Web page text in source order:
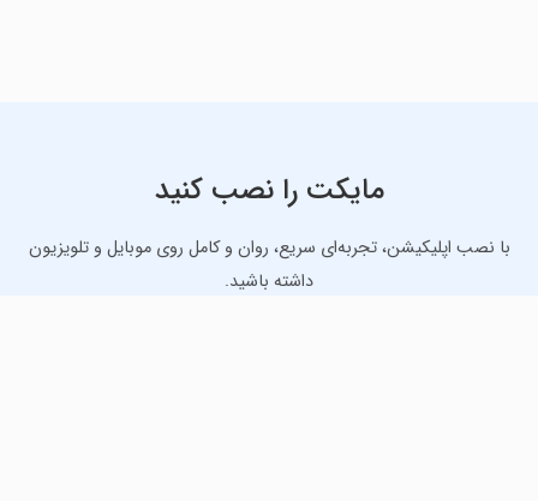
مایکت را نصب کنید
با نصب اپلیکیشن، تجربه‌ای سریع، روان و کامل روی موبایل و تلویزیون
داشته باشید.